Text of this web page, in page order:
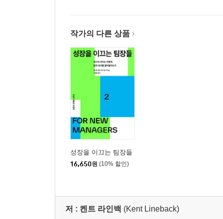
8장. 팀이 꿈꾸는 미래를 그려라
미래를 준비해야 하는 이유 | 미래계획이 주는
생각해야 할 세 가지 | 회사와 관리자의 계획이 충
첫째도 명료함, 둘째도 명료함이다 | 각자의 역
하라 | 가상 팀 관리하기 | 팀원의 문화적 차이 다
10장. 팀원도 한 사람의 개인이다
부하직원과 얼마나 소통하는가? | 부하직원에
상사의 몫이다 | 팀원을 뽑는 기준
활용하라
작가의 다른 상품
성장을 이끄는 팀장들
16,650원 (10% 할인)
저 : 켄트 라인백 (Kent Lineback)